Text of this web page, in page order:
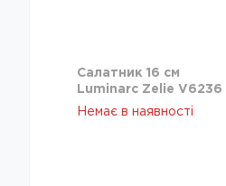
Салатник 16 см
Luminarc Zelie V6236
Немає в наявності